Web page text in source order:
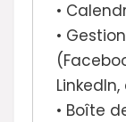
•
•
• Boîte